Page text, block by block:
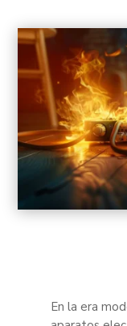
En la era